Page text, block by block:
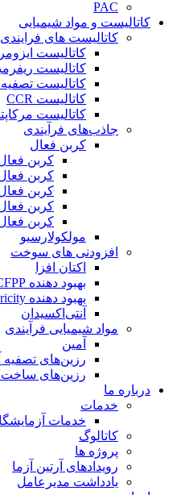
PAC
کاتالیست و مواد شیمیایی
کاتالیست های فرایندی
کاتالیست
کاتالیست
کاتالیست
کاتالیست CCR
کاتالیست
جاذب‌های فرآیندی
کربن فعال
کربن
کربن
کربن
کربن
کربن
مولکولارسیو
افزودنی های سوخت
اکتان افزا
بهبود دهنده CFPP
بهبود دهنده Lubricity
آنتی‌اکسیدان
مواد شیمیایی فرآیندی
آمین
رزین‌های تصفیه
رزین‌های ساخت
درباره ما
خدمات
خدمات
کاتالوگ
پروژه ها
رویدادهای آرتین آزما
یادداشت مدیرعامل